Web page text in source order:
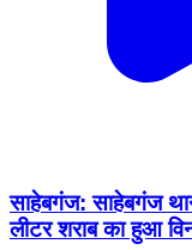
साहेबगंज: साहेबगंज
लीटर शराब का हुआ